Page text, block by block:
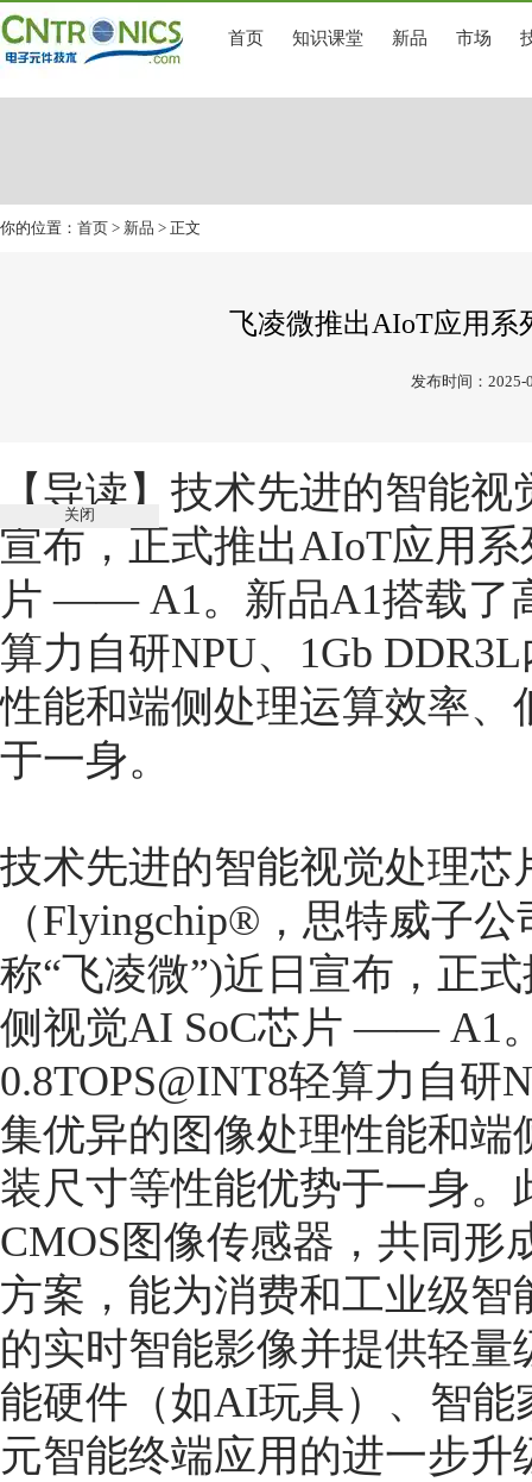
首页 知识课堂 新品 市场
你的位置： 首页 > 新品 > 正文
飞凌微推出AIoT应用系
发布时间：2025-
【导读】 技术先进的智能视
宣布，正式推出AIoT应用
片 —— A1。新品A1搭载了
算力自研NPU、 1Gb DDR3L
性能和端侧处理运算效率
于一身。
技术先进的智能视觉处理芯
（Flyingchip®，思特威子
称“飞凌微”)近日宣布，正
侧视觉AI SoC芯片 —— A1
0.8TOPS@INT8轻算力自研
集优异的图像处理性能和
装尺寸等性能优势于一身
CMOS图像传感器，共同形
方案，能为消费和工业级
的实时智能影像并提供轻
能硬件（如AI玩具）、智
元智能终端应用的进一步升
关闭